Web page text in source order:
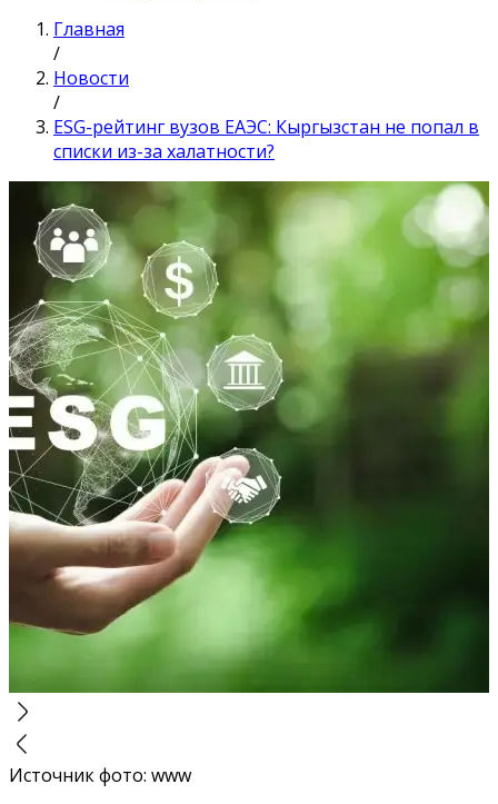
Главная
/
Новости
/
ESG-рейтинг вузов ЕАЭС: Кыргызстан не попал в
списки из-за халатности?
Источник фото: www